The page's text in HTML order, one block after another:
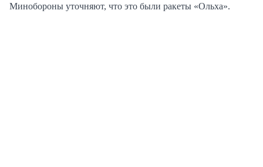
Минобороны уточняют, что это были ракеты «Ольха».